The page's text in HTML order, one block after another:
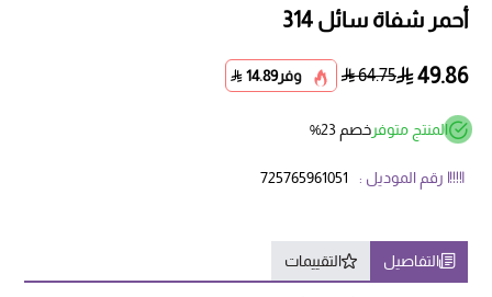
أحمر شفاة سائل 314
49.86
64.75 وفر14.89
المنتج متوفرخصم 23%
رقم الموديل : 725765961051
التفاصيل التقييمات